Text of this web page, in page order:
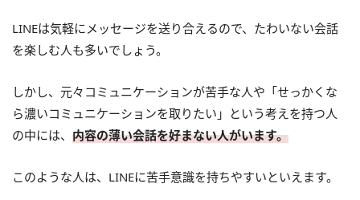
LINEは気軽にメッセージを送り合えるので、たわいない会話
を楽しむ人も多いでしょう。
しかし、元々コミュニケーションが苦手な人や「せっかくな
ら濃いコミュニケーションを取りたい」という考えを持つ人
の中には、 内容の薄い会話を好まない人がいます。
このような人は、LINEに苦手意識を持ちやすいといえます。